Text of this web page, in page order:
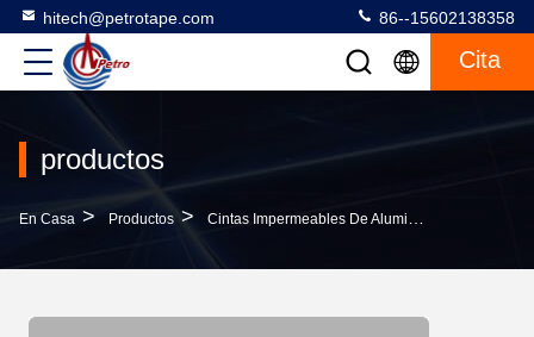
hitech@petrotape.com 86--15602138358
Cita
productos
En Casa > Productos > Cintas Impermeables De Aluminio